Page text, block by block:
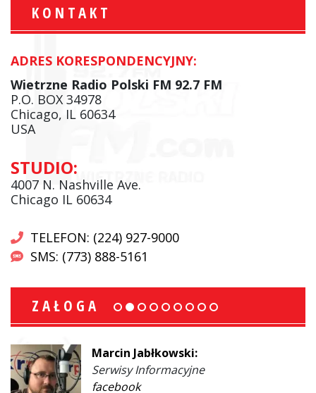
KONTAKT
ADRES KORESPONDENCYJNY:
Wietrzne Radio Polski FM 92.7 FM
P.O. BOX 34978
Chicago, IL 60634
USA
STUDIO:
4007 N. Nashville Ave.
Chicago IL 60634
TELEFON: (224) 927-9000
SMS: (773) 888-5161
ZAŁOGA
Marcin Jabłkowski:
Serwisy Informacyjne
facebook